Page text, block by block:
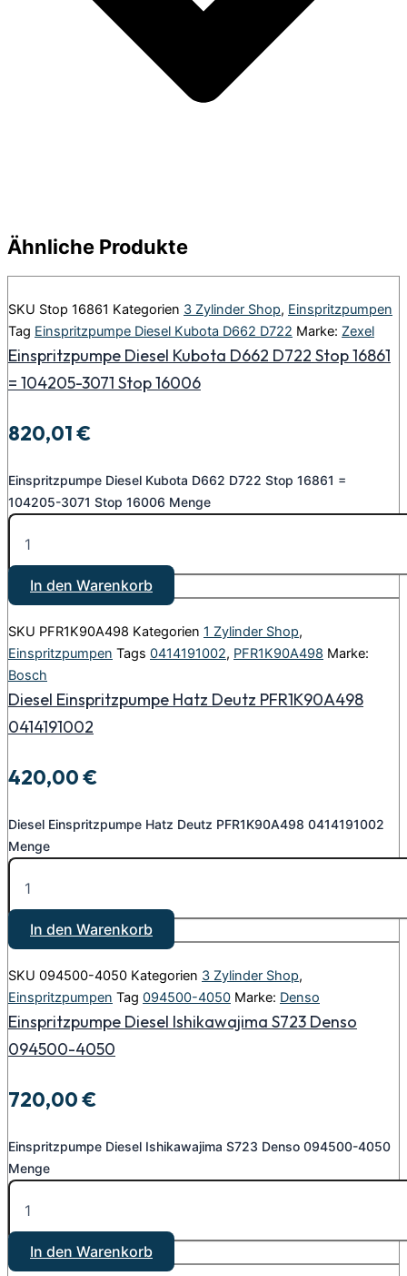
Ähnliche Produkte
SKU Stop 16861 Kategorien 3 Zylinder Shop, Einspritzpumpen
Tag Einspritzpumpe Diesel Kubota D662 D722 Marke: Zexel
Einspritzpumpe Diesel Kubota D662 D722 Stop 16861
= 104205-3071 Stop 16006
820,01€
Einspritzpumpe Diesel Kubota D662 D722 Stop 16861 =
104205-3071 Stop 16006 Menge
In den Warenkorb
SKU PFR1K90A498 Kategorien 1 Zylinder Shop,
Einspritzpumpen Tags 0414191002, PFR1K90A498 Marke:
Bosch
Diesel Einspritzpumpe Hatz Deutz PFR1K90A498
0414191002
420,00€
Diesel Einspritzpumpe Hatz Deutz PFR1K90A498 0414191002
Menge
In den Warenkorb
SKU 094500-4050 Kategorien 3 Zylinder Shop,
Einspritzpumpen Tag 094500-4050 Marke: Denso
Einspritzpumpe Diesel Ishikawajima S723 Denso
094500-4050
720,00€
Einspritzpumpe Diesel Ishikawajima S723 Denso 094500-4050
Menge
In den Warenkorb